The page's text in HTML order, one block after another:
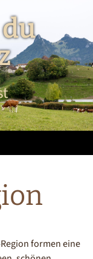
formen eine